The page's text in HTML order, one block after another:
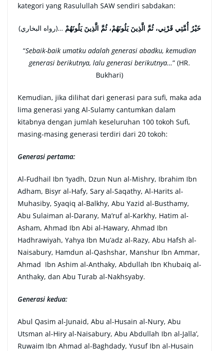
kategori yang Rasulullah SAW sendiri sabdakan:
خَيْرُ أُمَّتِي قَرْنِي، ثُمَّ الَّذِينَ يَلُونَهُمْ، ثُمَّ الَّذِينَ يَلُونَهُمْ …(رواه البخاري)
“Sebaik-baik umatku adalah generasi abadku, kemudian
generasi berikutnya, lalu generasi berikutnya…” (HR.
Bukhari)
Kemudian, jika dilihat dari generasi para sufi, maka ada
lima generasi yang Al-Sulamy cantumkan dalam
kitabnya dengan jumlah keseluruhan 100 tokoh Suﬁ,
masing-masing generasi terdiri dari 20 tokoh:
Generasi pertama:
Al-Fudhail Ibn ‘Iyadh, Dzun Nun al-Mishry, Ibrahim Ibn
Adham, Bisyr al-Hafy, Sary al-Saqathy, Al-Harits al-
Muhasiby, Syaqiq al-Balkhy, Abu Yazid al-Busthamy,
Abu Sulaiman al-Darany, Ma’ruf al-Karkhy, Hatim al-
Asham, Ahmad Ibn Abi al-Hawary, Ahmad Ibn
Hadhrawiyah, Yahya Ibn Mu’adz al-Razy, Abu Hafsh al-
Naisabury, Hamdun al-Qashshar, Manshur Ibn Ammar,
Ahmad Ibn Ashim al-Anthaky, Abdullah Ibn Khubaiq al-
Anthaky, dan Abu Turab al-Nakhsyaby.
Generasi kedua:
Abul Qasim al-Junaid, Abu al-Husain al-Nury, Abu
Utsman al-Hiry al-Naisabury, Abu Abdullah Ibn al-Jalla’,
Ruwaim Ibn Ahmad al-Baghdady, Yusuf Ibn al-Husain